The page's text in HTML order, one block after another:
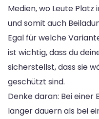
Medien, wo Leute
und somit auch
Egal für welche
ist wichtig, dass du
sicherstellst, dass sie
geschützt sind.
Denke daran: Bei einer
länger dauern als bei